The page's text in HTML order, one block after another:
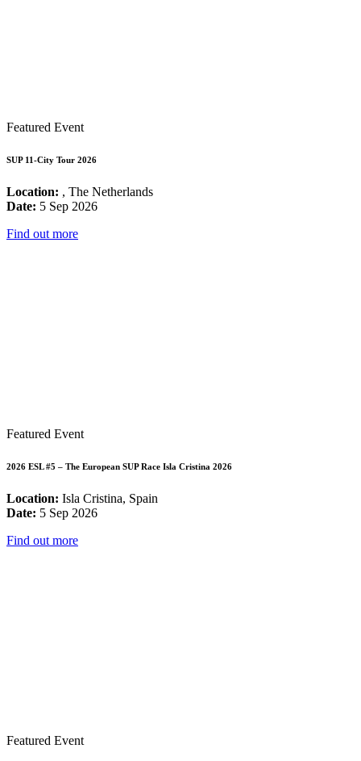
Featured Event
SUP 11-City Tour 2026
Location: , The Netherlands
Date: 5 Sep 2026
Find out more
Featured Event
2026 ESL #5 – The European SUP Race Isla Cristina 2026
Location: Isla Cristina, Spain
Date: 5 Sep 2026
Find out more
Featured Event